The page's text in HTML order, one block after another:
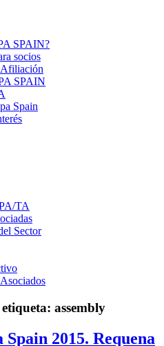
SPAIN?
socios
SPAIN
Spain
TA
Sector
assembly
2015. Requena